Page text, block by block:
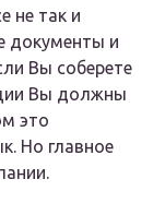
не так и
документы и
Вы соберете
Вы должны
это
Но главное